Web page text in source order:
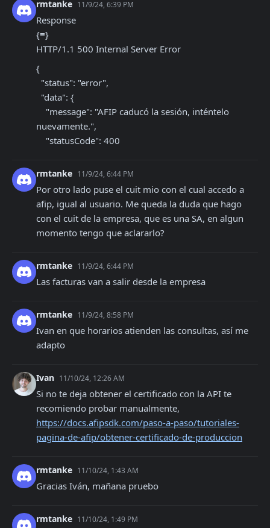
rmtanke 11/9/24, 6:39 PM
Response
{≡}
HTTP/1.1 500 Internal Server Error
{
nuevamente.",
    "statusCode": 400
rmtanke 11/9/24, 6:44 PM
Por otro lado puse el cuit mio con el cual accedo a
afip, igual al usuario. Me queda la duda que hago
con el cuit de la empresa, que es una SA, en algun
momento tengo que aclararlo?
rmtanke 11/9/24, 6:44 PM
Las facturas van a salir desde la empresa
rmtanke 11/9/24, 8:58 PM
Ivan en que horarios atienden las consultas, así me
adapto
Ivan 11/10/24, 12:26 AM
Si no te deja obtener el certificado con la API te
https://docs.afipsdk.com/paso-a-paso/tutoriales-
pagina-de-afip/obtener-certificado-de-produccion
rmtanke 11/10/24, 1:43 AM
Gracias Iván, mañana pruebo
rmtanke 11/10/24, 1:49 PM